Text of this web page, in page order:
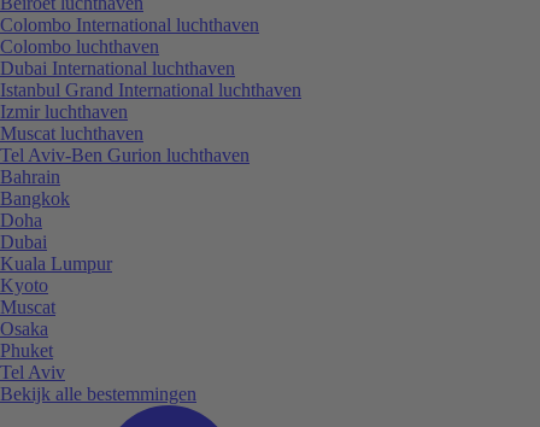
Colombo International luchthaven
Colombo luchthaven
Dubai International luchthaven
Istanbul Grand International luchthaven
Izmir luchthaven
Muscat luchthaven
Tel Aviv-Ben Gurion luchthaven
Bahrain
Bangkok
Doha
Dubai
Kuala Lumpur
Kyoto
Muscat
Osaka
Phuket
Tel Aviv
Bekijk alle bestemmingen